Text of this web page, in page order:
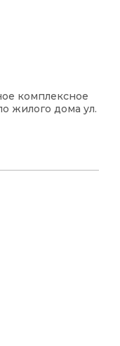
комплексное
жилого дома ул.